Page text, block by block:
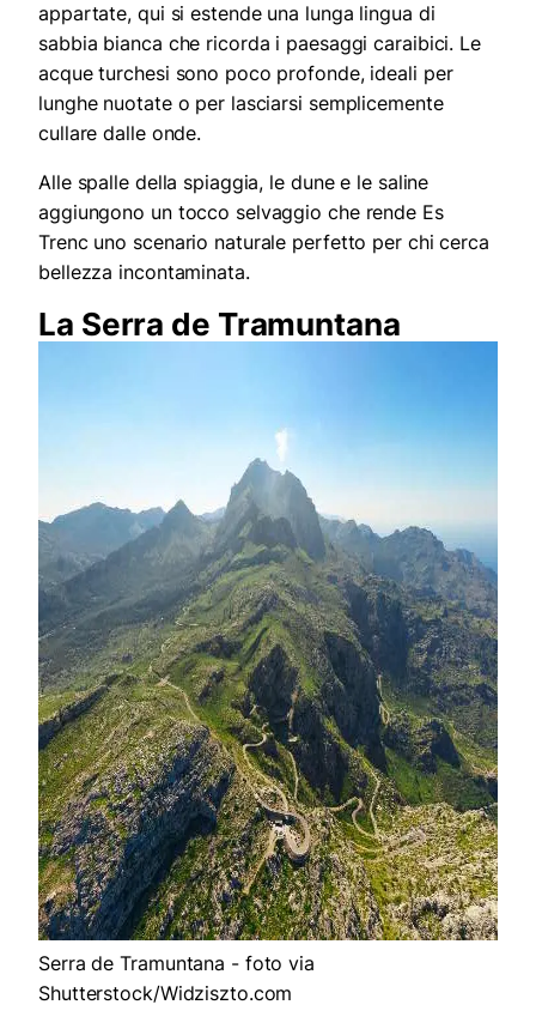
appartate, qui si estende una lunga lingua di
sabbia bianca che ricorda i paesaggi caraibici. Le
acque turchesi sono poco profonde, ideali per
lunghe nuotate o per lasciarsi semplicemente
cullare dalle onde.
Alle spalle della spiaggia, le dune e le saline
aggiungono un tocco selvaggio che rende Es
Trenc uno scenario naturale perfetto per chi cerca
bellezza incontaminata.
La Serra de Tramuntana
Serra de Tramuntana - foto via
Shutterstock/Widziszto.com